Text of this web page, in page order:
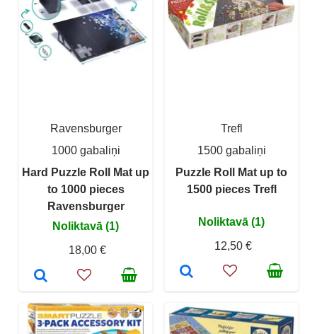
Ravensburger
1000 gabaliņi
Hard Puzzle Roll Mat up
to 1000 pieces
Ravensburger
Noliktavā (1)
18,00 €
Trefl
1500 gabaliņi
Puzzle Roll Mat up to
1500 pieces Trefl
Noliktavā (1)
12,50 €